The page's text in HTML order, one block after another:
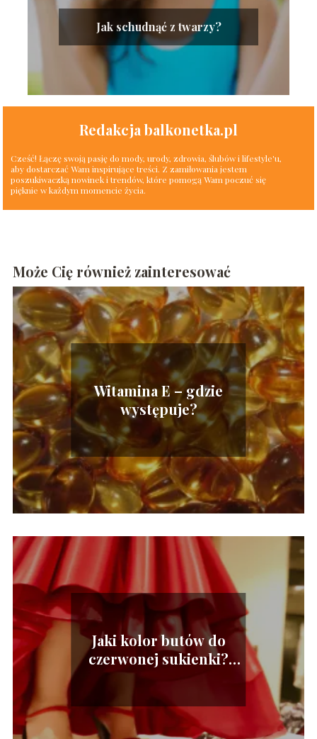
Jak schudnąć z twarzy?
Redakcja balkonetka.pl
Cześć! Łączę swoją pasję do mody, urody, zdrowia, ślubów i lifestyle'u,
aby dostarczać Wam inspirujące treści. Z zamiłowania jestem
poszukiwaczką nowinek i trendów, które pomogą Wam poczuć się
pięknie w każdym momencie życia.
Może Cię również zainteresować
Witamina E – gdzie
występuje?
Jaki kolor butów do
czerwonej sukienki?
Stylowe propozycje